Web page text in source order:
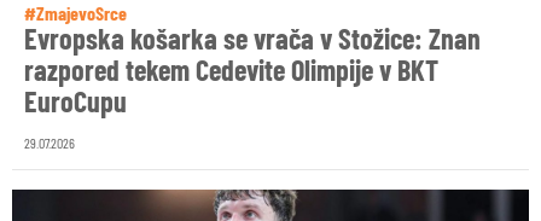
#ZmajevoSrce
Evropska košarka se vrača v Stožice: Znan
razpored tekem Cedevite Olimpije v BKT
EuroCupu
29.07.2026